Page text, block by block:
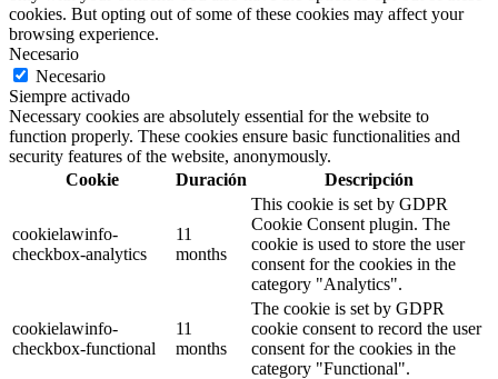
cookies. But opting out of some of these cookies may affect your
browsing experience.
Necesario
Necesario
Siempre activado
Necessary cookies are absolutely essential for the website to
function properly. These cookies ensure basic functionalities and
security features of the website, anonymously.
Cookie
Duración Descripción
cookielawinfo-
checkbox-analytics
11
months
This cookie is set by GDPR
Cookie Consent plugin. The
cookie is used to store the user
consent for the cookies in the
category "Analytics".
cookielawinfo-
checkbox-functional
11
months
The cookie is set by GDPR
cookie consent to record the user
consent for the cookies in the
category "Functional".